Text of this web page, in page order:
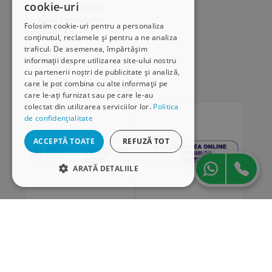
cookie-uri
Folosim cookie-uri pentru a personaliza
conținutul, reclamele și pentru a ne analiza
traficul. De asemenea, împărtășim
informații despre utilizarea site-ului nostru
cu partenerii noștri de publicitate și analiză,
care le pot combina cu alte informații pe
care le-ați furnizat sau pe care le-au
colectat din utilizarea serviciilor lor. Politica
de confidențialitate
ACCEPTĂ TOATE REFUZĂ TOT
ARATĂ DETALIILE
Modalități de plată
SEAP/SICAP
Hartă site
Cariere
Abonare newsletter